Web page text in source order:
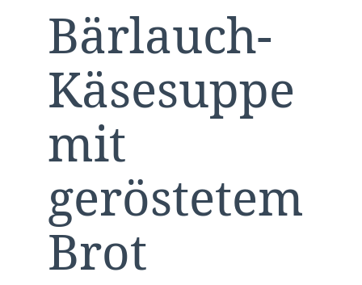
Bärlauch-
Käsesuppe
mit
geröstetem
Brot